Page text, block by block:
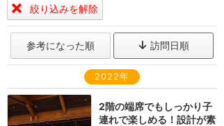
絞り込みを解除
参考になった順 訪問日順
2022年
2階の端席でもしっかり子
連れで楽しめる！設計が素